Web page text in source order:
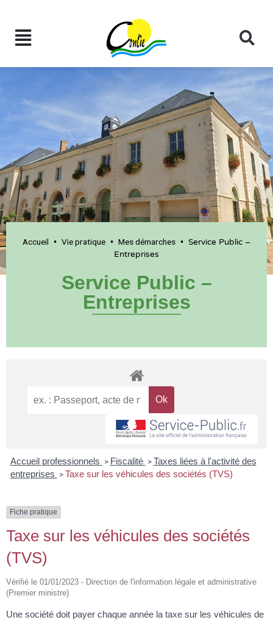
Accueil • Vie pratique • Mes démarches • Service Public –
Entreprises
Service Public –
Entreprises
Accueil professionnels > Fiscalité > Taxes liées à l'activité des
entreprises > Taxe sur les véhicules des sociétés (TVS)
Fiche pratique
Taxe sur les véhicules des sociétés
(TVS)
Vérifié le 01/01/2023 - Direction de l'information légale et administrative
(Premier ministre)
Une société doit payer chaque année la taxe sur les véhicules de